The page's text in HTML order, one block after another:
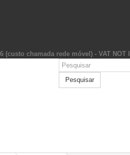
(custo chamada rede móvel) - VAT NOT
Pesquisar